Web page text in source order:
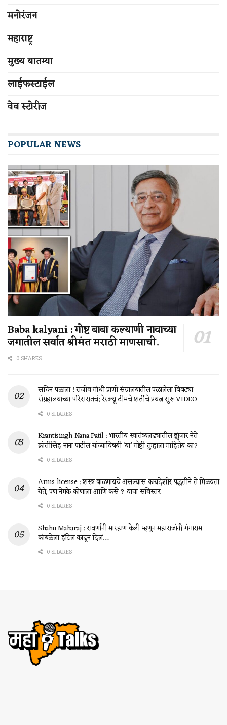
मनोरंजन
महाराष्ट्र
मुख्य बातम्या
लाईफस्टाईल
वेब स्टोरीज
POPULAR NEWS
Baba kalyani : गोष्ट बाबा कल्याणी नावाच्या
जगातील सर्वात श्रीमंत मराठी माणसाची.
0 SHARES
सचिन पळाला ! राजीव गांधी प्राणी संग्रालयातील पळालेला बिबट्या
संग्रहालयाच्या परिसरातचं; रेस्क्यू टीमचे शर्तीचे प्रयत्न सुरू VIDEO
0 SHARES
Krantisingh Nana Patil : भारतीय स्वातंत्र्यलढ्यातील झुंजार नेते
क्रांतीसिंह नाना पाटील यांच्याविषयी ‘या’ गोष्टी तुम्हाला माहितेय का?
0 SHARES
Arms license : शस्त्र बाळगायचे असल्यास कायदेशीर पद्धतीने ते मिळवता
येते, पण नेमके कोणाला आणि कसे ? वाचा सविस्तर
0 SHARES
Shahu Maharaj : सवर्णांनी मारहाण केली म्हणुन महाराजांनी गंगाराम
कांबळेला हॉटेल काढून दिलं…
0 SHARES